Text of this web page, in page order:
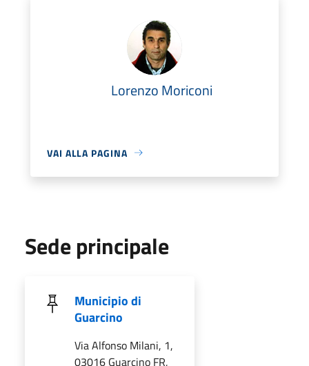
Lorenzo Moriconi
VAI ALLA PAGINA
Sede principale
Municipio di
Guarcino
Via Alfonso Milani, 1,
03016 Guarcino FR,